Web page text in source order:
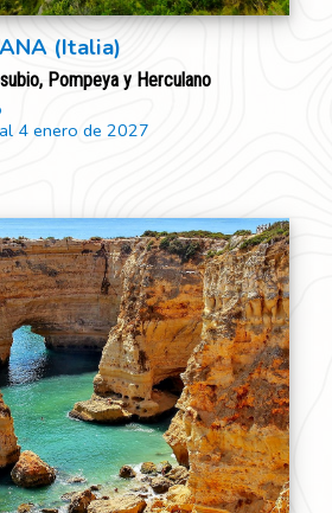
(Italia)
Pompeya y Herculano
4 enero de 2027